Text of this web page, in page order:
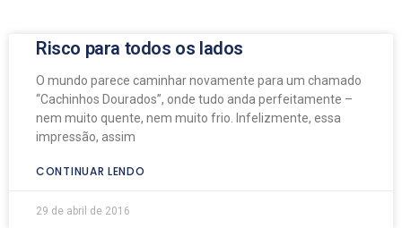
Risco para todos os lados
O mundo parece caminhar novamente para um chamado
“Cachinhos Dourados”, onde tudo anda perfeitamente –
nem muito quente, nem muito frio. Infelizmente, essa
impressão, assim
CONTINUAR LENDO
29 de abril de 2016